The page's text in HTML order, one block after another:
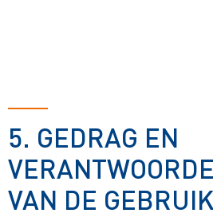
5. GEDRAG EN
VAN DE